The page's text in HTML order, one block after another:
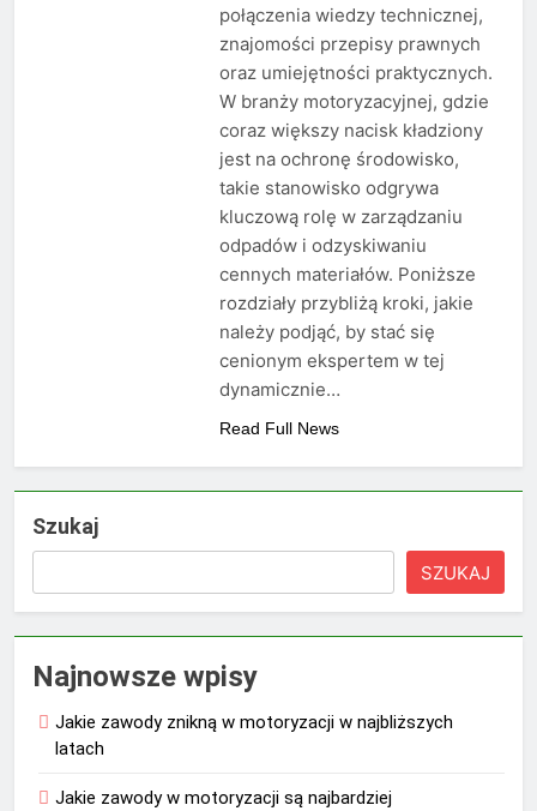
połączenia wiedzy technicznej,
znajomości przepisy prawnych
oraz umiejętności praktycznych.
W branży motoryzacyjnej, gdzie
coraz większy nacisk kładziony
jest na ochronę środowisko,
takie stanowisko odgrywa
kluczową rolę w zarządzaniu
odpadów i odzyskiwaniu
cennych materiałów. Poniższe
rozdziały przybliżą kroki, jakie
należy podjąć, by stać się
cenionym ekspertem w tej
dynamicznie…
Read Full News
Szukaj
SZUKAJ
Najnowsze wpisy
Jakie zawody znikną w motoryzacji w najbliższych
latach
Jakie zawody w motoryzacji są najbardziej